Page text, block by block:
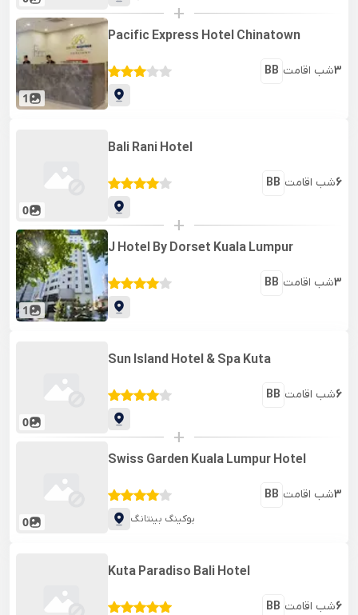
+
1
Pacific Express Hotel Chinatown
BB شب اقامت3
0
Bali Rani Hotel
BB شب اقامت6
+
1
J Hotel By Dorset Kuala Lumpur
BB شب اقامت3
0
Sun Island Hotel & Spa Kuta
BB شب اقامت6
+
0
Swiss Garden Kuala Lumpur Hotel
BB شب اقامت3
بوکینگ بینتانگ
Kuta Paradiso Bali Hotel
BB شب اقامت6